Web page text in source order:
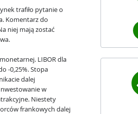
trafiło pytanie o
Komentarz do
niej mają zostać
LIBOR dla
-0,25%. Stopa
dalej
w
Niestety
frankowych dalej